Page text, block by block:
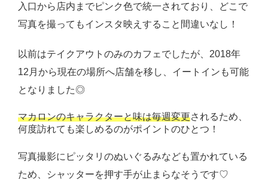
入口から店内までピンク色で統一されており、どこで
写真を撮ってもインスタ映えすること間違いなし！
以前はテイクアウトのみのカフェでしたが、2018年
12月から現在の場所へ店舗を移し、イートインも可能
となりました◎
マカロンのキャラクターと味は毎週変更されるため、
何度訪れても楽しめるのがポイントのひとつ！
写真撮影にピッタリのぬいぐるみなども置かれている
ため、シャッターを押す手が止まらなそうです♡